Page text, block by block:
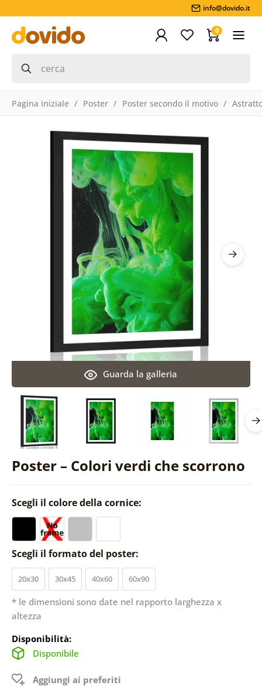
info@dovido.it
0
Pagina iniziale Poster Poster secondo il motivo
Poster – Colori verdi che scorrono
Guarda la galleria
Scegli il colore della cornice:
Scegli il formato del poster:
20x30 30x45 40x60 60x90
* le dimensioni sono date nel rapporto larghezza x
altezza
Disponibilità:
Disponibile
Aggiungi ai preferiti